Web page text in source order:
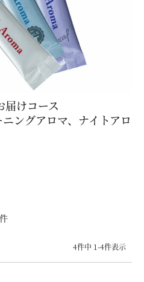
届けコース
ングアロマ、ナイトアロ
4件中 1-4件表示